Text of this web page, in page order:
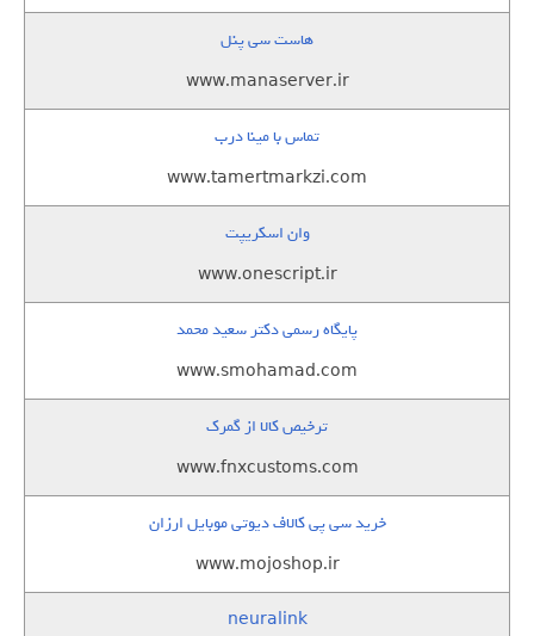
هاست سی پنل
www.manaserver.ir
تماس با مینا درب
www.tamertmarkzi.com
وان اسکریپت
www.onescript.ir
پایگاه رسمی دکتر سعید محمد
www.smohamad.com
ترخیص کالا از گمرک
www.fnxcustoms.com
خرید سی پی کالاف دیوتی موبایل ارزان
www.mojoshop.ir
neuralink